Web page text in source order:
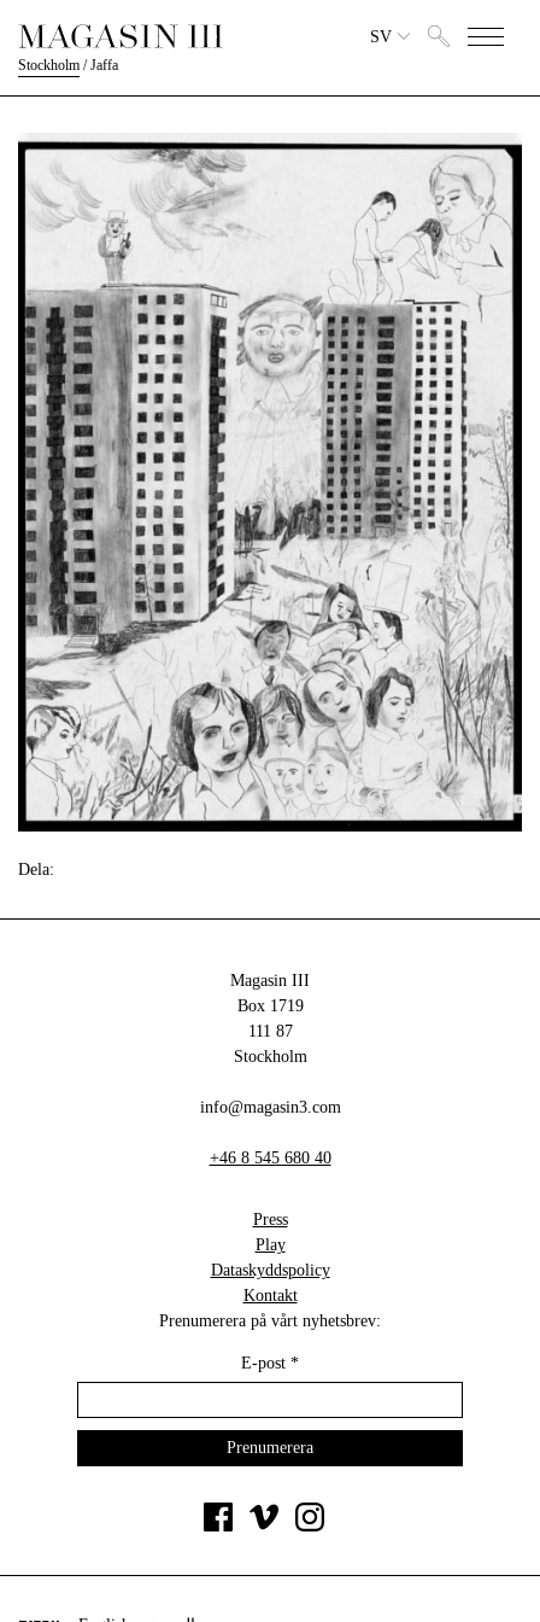
Stockholm /Jaffa
SV
Dela:
Magasin III
Box 1719
111 87
Stockholm
info@magasin3.com
+46 8 545 680 40
Press
Play
Dataskyddspolicy
Kontakt
Prenumerera på vårt nyhetsbrev:
E-post *